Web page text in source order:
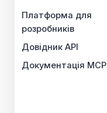
Платформа для
розробників
Довідник API
Документація MCP